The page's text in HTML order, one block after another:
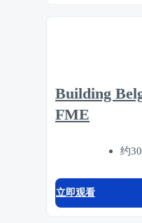
Building
FME
约
立即观看